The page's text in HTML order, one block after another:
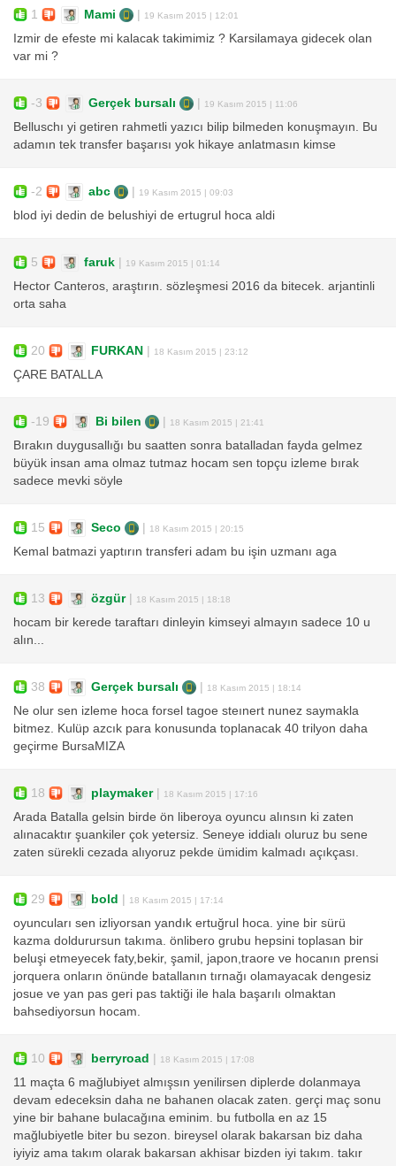
1 Mami 19 Kasım 2015 | 12:01
Izmir de efeste mi kalacak takimimiz ? Karsilamaya gidecek olan
var mi ?
-3 Gerçek bursalı 19 Kasım 2015 | 11:06
Belluschı yi getiren rahmetli yazıcı bilip bilmeden konuşmayın. Bu
adamın tek transfer başarısı yok hikaye anlatmasın kimse
-2 abc 19 Kasım 2015 | 09:03
blod iyi dedin de belushiyi de ertugrul hoca aldi
5 faruk 19 Kasım 2015 | 01:14
Hector Canteros, araştırın. sözleşmesi 2016 da bitecek. arjantinli
orta saha
20 FURKAN 18 Kasım 2015 | 23:12
ÇARE BATALLA
-19 Bi bilen 18 Kasım 2015 | 21:41
Bırakın duygusallığı bu saatten sonra batalladan fayda gelmez
büyük insan ama olmaz tutmaz hocam sen topçu izleme bırak
sadece mevki söyle
15 Seco 18 Kasım 2015 | 20:15
Kemal batmazi yaptırın transferi adam bu işin uzmanı aga
13 özgür| 18 Kasım 2015 | 18:18
hocam bir kerede taraftarı dinleyin kimseyi almayın sadece 10 u
alın...
38 Gerçek bursalı 18 Kasım 2015 | 18:14
Ne olur sen izleme hoca forsel tagoe steınert nunez saymakla
bitmez. Kulüp azcık para konusunda toplanacak 40 trilyon daha
geçirme BursaMIZA
18 playmaker| 18 Kasım 2015 | 17:16
Arada Batalla gelsin birde ön liberoya oyuncu alınsın ki zaten
alınacaktır şuankiler çok yetersiz. Seneye iddialı oluruz bu sene
zaten sürekli cezada alıyoruz pekde ümidim kalmadı açıkçası.
29 bold 18 Kasım 2015 | 17:14
oyuncuları sen izliyorsan yandık ertuğrul hoca. yine bir sürü
kazma doldurursun takıma. önlibero grubu hepsini toplasan bir
beluşi etmeyecek faty,bekir, şamil, japon,traore ve hocanın prensi
jorquera onların önünde batallanın tırnağı olamayacak dengesiz
josue ve yan pas geri pas taktiği ile hala başarılı olmaktan
bahsediyorsun hocam.
10 berryroad 18 Kasım 2015 | 17:08
11 maçta 6 mağlubiyet almışsın yenilirsen diplerde dolanmaya
devam edeceksin daha ne bahanen olacak zaten. gerçi maç sonu
yine bir bahane bulacağına eminim. bu futbolla en az 15
mağlubiyetle biter bu sezon. bireysel olarak bakarsan biz daha
iyiyiz ama takım olarak bakarsan akhisar bizden iyi takım. takır